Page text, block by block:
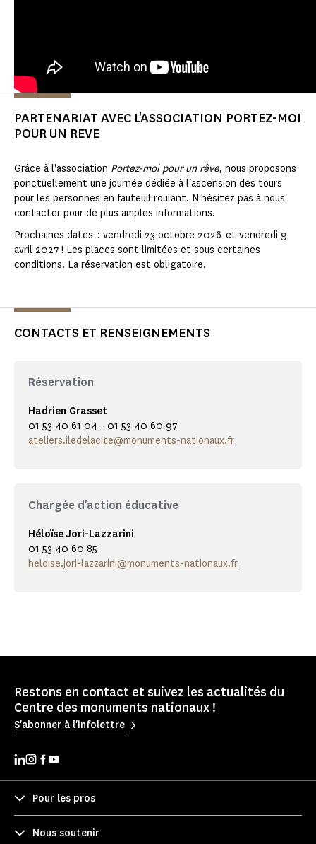
PARTENARIAT AVEC L'ASSOCIATION PORTEZ-MOI
POUR UN REVE
Grâce à l'association Portez-moi pour un rêve, nous proposons
ponctuellement une journée dédiée à l'ascension des tours
pour les personnes en fauteuil roulant. N'hésitez pas à nous
contacter pour de plus amples informations.
Prochaines dates : vendredi 23 octobre 2026 et vendredi 9
avril 2027 ! Les places sont limitées et sous certaines
conditions. La réservation est obligatoire.
CONTACTS ET RENSEIGNEMENTS
Réservation
Hadrien Grasset
01 53 40 61 04 - 01 53 40 60 97
ateliers.iledelacite@monuments-nationaux.fr
Chargée d'action éducative
Héloïse Jori-Lazzarini
01 53 40 60 85
heloise.jori-lazzarini@monuments-nationaux.fr
Restons en contact et suivez les actualités du
Centre des monuments nationaux !
S'abonner à l'infolettre
Pour les pros
Nous soutenir